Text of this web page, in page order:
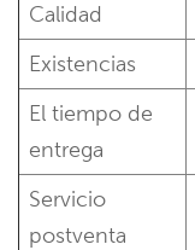
Calidad
Existencias
El tiempo de
entrega
Servicio
postventa